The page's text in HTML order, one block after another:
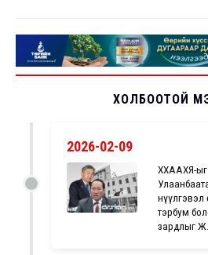
ХОЛБООТОЙ
2026-02-09
ХХААХҮЯ-
нүүлгэвэл
тэрбум
зардлыг